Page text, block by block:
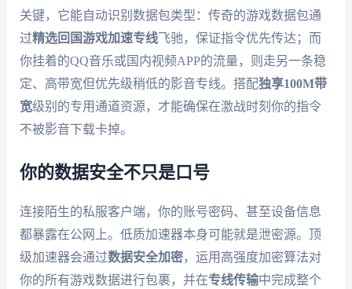
关键，它能自动识别数据包类型：传奇的游戏数据包通
过精选回国游戏加速专线飞驰，保证指令优先传达；而
你挂着的QQ音乐或国内视频APP的流量，则走另一条稳
定、高带宽但优先级稍低的影音专线。搭配独享100M带
宽级别的专用通道资源，才能确保在激战时刻你的指令
不被影音下载卡掉。
你的数据安全不只是口号
连接陌生的私服客户端，你的账号密码、甚至设备信息
都暴露在公网上。低质加速器本身可能就是泄密源。顶
级加速器会通过数据安全加密，运用高强度加密算法对
你的所有游戏数据进行包裹，并在专线传输中完成整个